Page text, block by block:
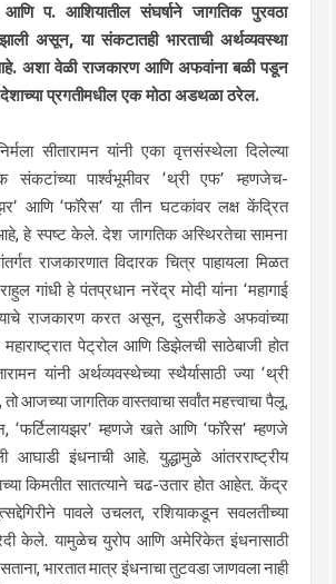
आणि प. आशियातील संघर्षाने जागतिक पुरवठा
असून, या संकटातही भारताची अर्थव्यवस्था
अशा वेळी राजकारण आणि अफवांना बळी पडून
प्रगतीमधील एक मोठा अडथळा ठरेल.
सीतारामन यांनी एका वृत्तसंस्थेला दिलेल्या
संकटांच्या पार्श्वभूमीवर ‘थ्री एफ’ म्हणजेच-
आणि ‘फॉरेस’ या तीन घटकांवर लक्ष केंद्रित
हे स्पष्ट केले. देश जागतिक अस्थिरतेचा सामना
राजकारणात विदारक चित्र पाहायला मिळत
गांधी हे पंतप्रधान नरेंद्र मोदी यांना ‘महागाई
राजकारण करत असून, दुसरीकडे अफवांच्या
महाराष्ट्रात पेट्रोल आणि डिझेलची साठेबाजी होत
यांनी अर्थव्यवस्थेच्या स्थैर्यासाठी ज्या ‘थ्री
आजच्या जागतिक वास्तवाचा सर्वांत महत्त्वाचा पैलू.
‘फर्टिलायझर’ म्हणजे खते आणि ‘फॉरेस’ म्हणजे
आघाडी इंधनाची आहे. युद्धामुळे आंतरराष्ट्रीय
किमतीत सातत्याने चढ-उतार होत आहेत. केंद्र
पावले उचलत, रशियाकडून सवलतीच्या
केले. यामुळेच युरोप आणि अमेरिकेत इंधनासाठी
भारतात मात्र इंधनाचा तुटवडा जाणवला नाही